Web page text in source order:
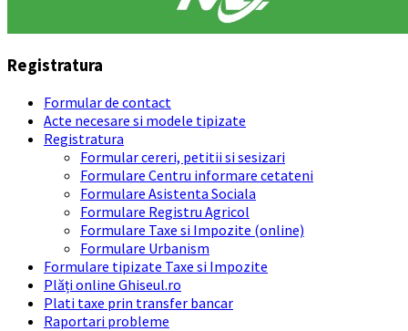
Registratura
Formular de contact
Acte necesare si modele tipizate
Registratura
Formular cereri, petitii si sesizari
Formulare Centru informare cetateni
Formulare Asistenta Sociala
Formulare Registru Agricol
Formulare Taxe si Impozite (online)
Formulare Urbanism
Formulare tipizate Taxe si Impozite
Plăți online Ghiseul.ro
Plati taxe prin transfer bancar
Raportari probleme